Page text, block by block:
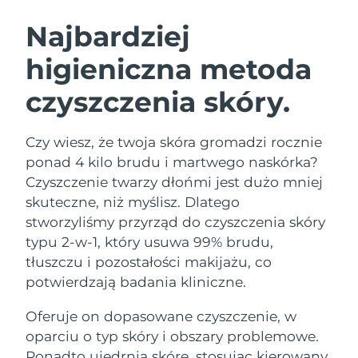
Najbardziej
higieniczna metoda
czyszczenia skóry.
Czy wiesz, że twoja skóra gromadzi rocznie
ponad 4 kilo brudu i martwego naskórka?
Czyszczenie twarzy dłońmi jest dużo mniej
skuteczne, niż myślisz. Dlatego
stworzyliśmy przyrząd do czyszczenia skóry
typu 2-w-1, który usuwa 99% brudu,
tłuszczu i pozostałości makijażu, co
potwierdzają badania kliniczne.
Oferuje on dopasowane czyszczenie, w
oparciu o typ skóry i obszary problemowe.
URODY
Oczyszczanie twarzy
LUNA™ 4 zestaw
Anti-aging massage
LUNA™ 4 Plus
Massage, LED heating
For men, anti-aging massage
Lifting twarzy
BEAR™ 2 zestaw
Microcurrent toning
BEAR™ 2 go
Microcurrent toning on-the-go
Microcurrent line smoothing device
Nawilżenie
UFO™ 3 zestaw
Deep facial hydration
UFO™ 3 LED
Near-infrared and red light therapy
device
Pielęgnacja jamy
ustnej
issa™ 4
Hybrid silicone sonic toothbrush
issa™ 4 plus
Smart hybrid silicone sonic toothbrush
FAQ™ ZABIEG ANTI-AGING
Anti-aging Zabiegi LED
Australia
Oczekiwany czas dostawy
11/8/26
Austria
Oczekiwany czas dostawy
Bahrajn
Oczekiwany czas dostawy
9/8/26
Belgia
Oczekiwany czas dostawy
8/8/26
Bermudy
Oczekiwany czas dostawy
Hercegowina
11/8/26
Oczekiwany czas dostawy